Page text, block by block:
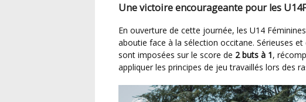
Une victoire encourageante pour les
En ouverture de cette journée, les U14 Féminines Méditerranée ont livré une prestation
aboutie face à la sélection occitane. Sérieuses
sont imposées sur le score de 2 buts à 1,
appliquer les principes de jeu travaillés lors des